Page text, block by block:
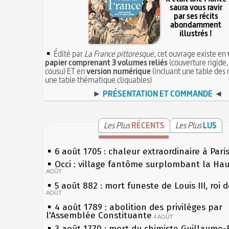
saura vous ravir
par ses récits
abondamment
illustrés !
Édité parLa France pittoresque, cet ouvrage existe en
papier comprenant 3 volumes reliés(couverture
cousu) ET enversion numérique(incluant une table des
une table thématique cliquables)
► PRÉSENTATION ET COMMANDE ◄
Les PlusRÉCENTS Les PlusLUS
6 août 1705 : chaleur extraordinaire à Paris
Occi : village fantôme surplombant la
AOÛT
5 août 882 : mort funeste de Louis III, roi
AOÛT
4 août 1789 : abolition des privilèges par
l'Assemblée Constituante 4 AOÛT